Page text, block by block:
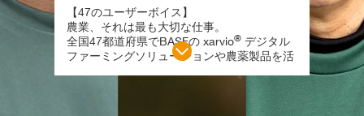
。
もともと父がブロッ
リーの育種者で、家族
営の小さな種苗会社を
【47のユーザーボイス】
農業、それは最も大切な仕事。
全国47都道府県でBASFの xarvio® デジタル
ファーミングソリューションや農薬製品を活
のユーザーボイス」に
いても女性農業者の方
を積極的にご紹介して
きます。今回は、
xarvio®FIELD
MANAGER(ザルビオ®
フィールドマネージャ
ー)を活用されている山